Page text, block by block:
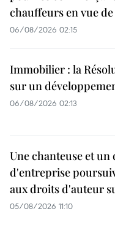
chauffeurs en vue de
06/08/2026 02:15
Immobilier : la
sur un
06/08/2026 02:13
Une chanteuse et
d'entreprise
aux droits d'auteur
05/08/2026 11:10